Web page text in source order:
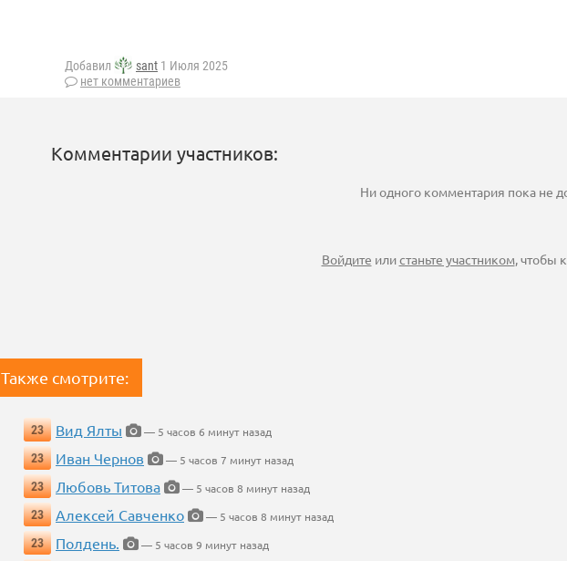
Добавил sant 1 Июля 2025
нет комментариев
Комментарии участников:
Ни одного комментария пока не
Войдите илистаньте участником, чтобы
Также смотрите:
23 Вид Ялты
— 5 часов 6 минут назад
23
Иван Чернов
— 5 часов 7 минут назад
23
Любовь Титова
— 5 часов 8 минут назад
23
Алексей Савченко
— 5 часов 8 минут назад
23
Полдень.
— 5 часов 9 минут назад